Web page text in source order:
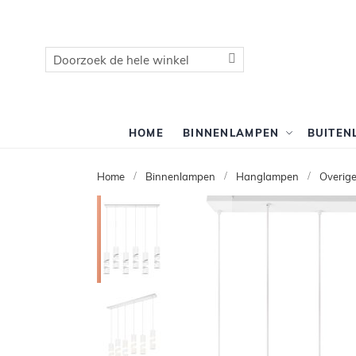
Zoek
HOME BINNENLAMPEN
Home Binnenlampen Hanglampen
Ga
einde
van
de
afbeeldingen-